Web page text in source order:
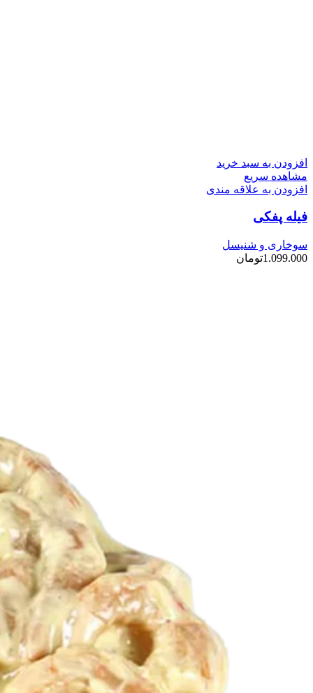
افزودن به سبد خرید
مشاهده سریع
افزودن به علاقه مندی
فیله پفکی
سوخاری و شنیسل
1.099.000تومان